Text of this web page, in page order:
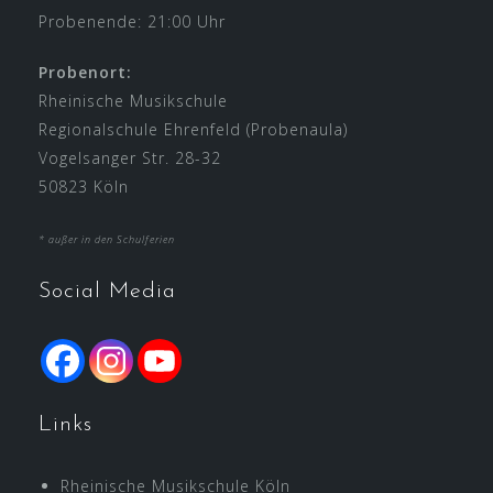
Probenende: 21:00 Uhr
Probenort:
Rheinische Musikschule
Regionalschule Ehrenfeld (Probenaula)
Vogelsanger Str. 28-32
50823 Köln
* außer in den Schulferien
Social Media
Links
Rheinische Musikschule Köln